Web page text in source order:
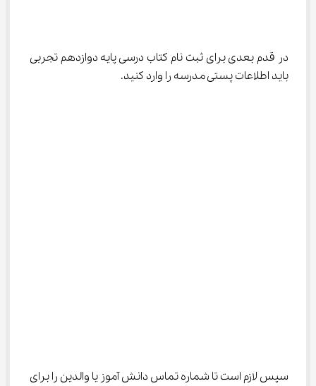
در قدم بعدی برای ثبت نام کتاب درسی پایه دوازدهم تجربی
باید اطلاعات پستی مدرسه را وارد کنید.
سپس لازم است تا شماره تماس دانش آموز یا والدین را برای